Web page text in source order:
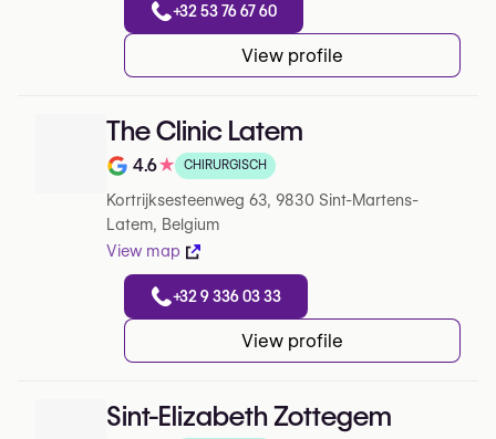
+32 53 76 67 60
View profile
The Clinic Latem
Note de 4.6 sur 5 sur Google
4.6★ CHIRURGISCH
Kortrijksesteenweg 63, 9830 Sint-Martens-
Latem, Belgium
View map
+32 9 336 03 33
View profile
Sint-Elizabeth Zottegem